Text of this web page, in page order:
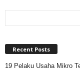
Recent Posts
19 Pelaku Usaha Mikro